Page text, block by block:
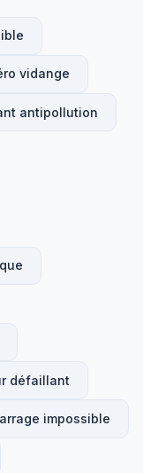
vidange
antipollution
défaillant
impossible